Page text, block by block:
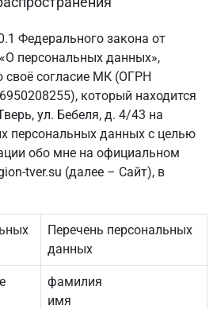
Федерального закона от
персональных данных»,
согласие МК (ОГРН
который находится
ул. Бебеля, д. 4/43 на
персональных данных с целью
обо мне на официальном
tver.su (далее – Сайт), в
Перечень персональных
данных
фамилия
имя